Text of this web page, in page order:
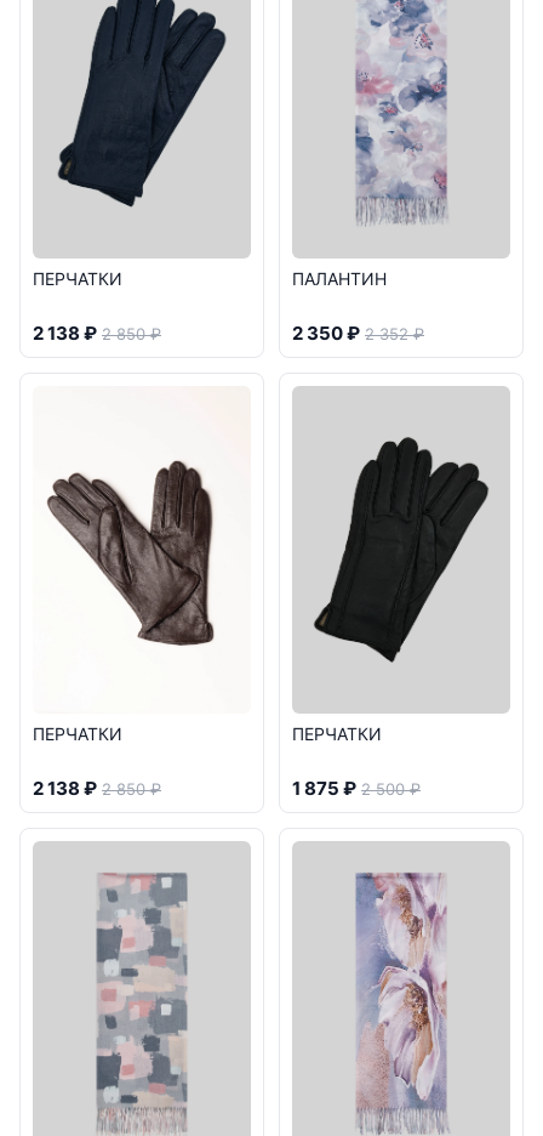
ПЕРЧАТКИ
2 138 ₽ 2 850 ₽
ПАЛАНТИН
2 350 ₽ 2 352 ₽
ПЕРЧАТКИ
2 138 ₽ 2 850 ₽
ПЕРЧАТКИ
1 875 ₽ 2 500 ₽